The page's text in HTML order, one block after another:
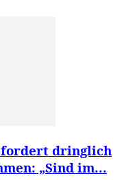
fordert dringlich
„Sind im...